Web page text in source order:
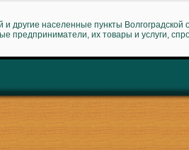
и другие населенные пункты Волгоградской
предприниматели, их товары и услуги,